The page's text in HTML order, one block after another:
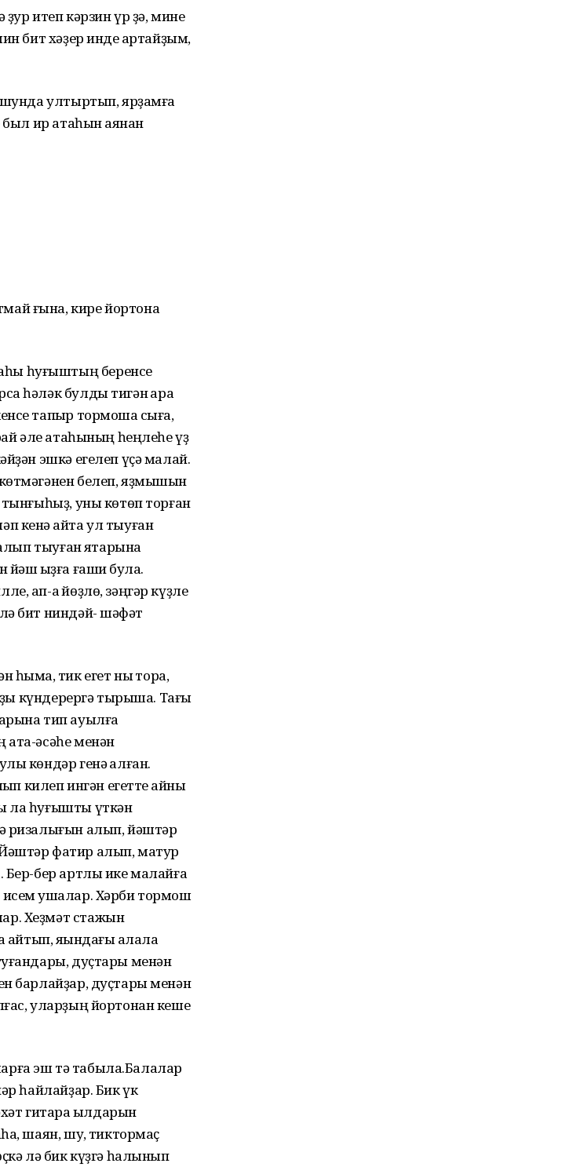
итеп кәрзин үр ҙә, мине
бит хәҙер инде ҡартайҙым,
шунда ултыртып, ярҙамға
ир атаһын ҡаянан
ғына, кире йортона
һуғыштың беренсе
һәләк булды тигән ҡара
тапҡыр тормошҡа сыға,
әле атаһының һеңлеһе үҙ
эшкә егелеп үҫә малай.
белеп, яҙмышын
тынғыһыҙ, уны көтөп торған
кенә ҡайта ул тыуған
тыуған яҡтарына
ҡыҙға ғашиҡ була.
ап-аҡ йөҙлө, зәңгәр күҙле
бит ниндәй- шәфҡәт
тик егет ныҡ тора,
күндерергә тырыша. Тағы
тип ауылға
ата-әсәһе менән
көндәр генә ҡалған.
килеп ингән егетте ҡайны
ла һуғышты үткән
ризалығын алып, йәштәр
фатир алып, матур
Бер-бер артлы ике малайға
ҡушалар. Хәрби тормош
Хеҙмәт стажын
яҡындағы ҡалала
дуҫтары менән
барлайҙар, дуҫтары менән
уларҙың йортонан кеше
эш тә табыла.Балалар
һайлайҙар. Бик үк
гитара ҡылдарын
шаян, шуҡ, тиктормаҫ
лә бик күҙгә һалынып